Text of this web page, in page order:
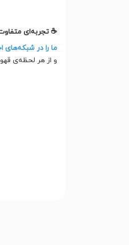
☕ تجربه‌ای
ما را در شبکه‌های
و از هر لحظه‌ی